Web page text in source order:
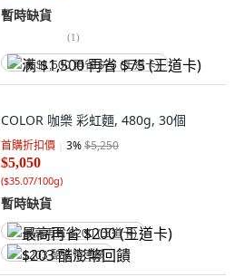
暫時缺貨
(1)
满 $1,500 再省 $75 (王道卡)
COLOR 咖樂 彩虹麵, 480g, 30個
首購折扣價 3%$5,250
$5,050
($35.07/100g)
暫時缺貨
最高再省 $200 (王道卡)
$203 酷澎幣回饋